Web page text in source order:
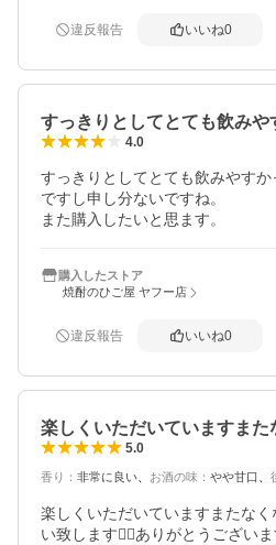
違反報告 いいね0
すっきりとしてとても飲み
4.0
すっきりとしてとても飲みやす
ですし申し分ないですね。
また購入したいと思ます。
購入したストア
焼酎のひご屋 ヤフー店
違反報告 いいね0
楽しくいただいていますま
5.0
香り ： 非常に良い お酒の味 ： やや甘口
楽しくいただいていますまたな
い致します🙇‍♀️ありがとうござい